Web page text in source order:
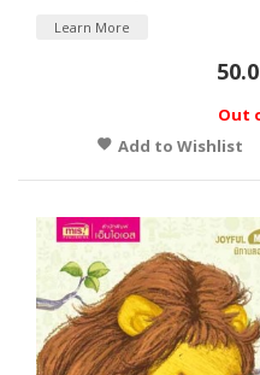
Learn More
Out
Add to Wishlist